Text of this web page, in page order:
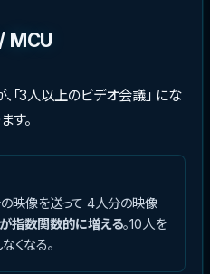
MCU
「3人以上のビデオ会議」 にな
す。
映像を送って 4人分の映像
指数関数的に増える。10人を
くなる。